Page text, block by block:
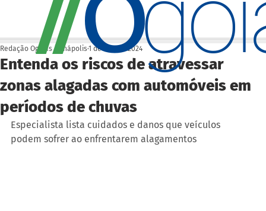
Entenda os riscos de atravessar
zonas alagadas com automóveis em
períodos de chuvas
Redação Ogoiás | Anápolis 1 de abr. de 2024
Especialista lista cuidados e danos que veículos
podem sofrer ao enfrentarem alagamentos